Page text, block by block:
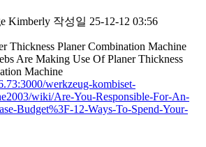
Kimberly 작성일 25-12-12 03:56
Thickness Planer Combination Machine
Are Making Use Of Planer Thickness
Machine
werkzeug-kombiset-
wiki/Are-You-Responsible-For-An-
Budget%3F-12-Ways-To-Spend-Your-